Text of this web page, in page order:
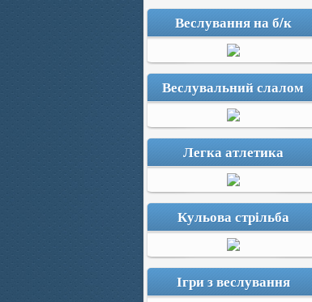
Веслування на б/к
Веслувальний слалом
Легка атлетика
Кульова стрільба
Ігри з веслування